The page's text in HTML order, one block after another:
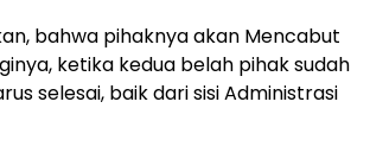
bahwa pihaknya akan Mencabut
ketika kedua belah pihak sudah
selesai, baik dari sisi Administrasi